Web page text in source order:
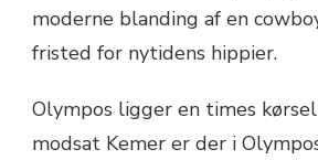
moderne blanding af en
fristed for nytidens hippier.
Olympos ligger en times
modsat Kemer er der i